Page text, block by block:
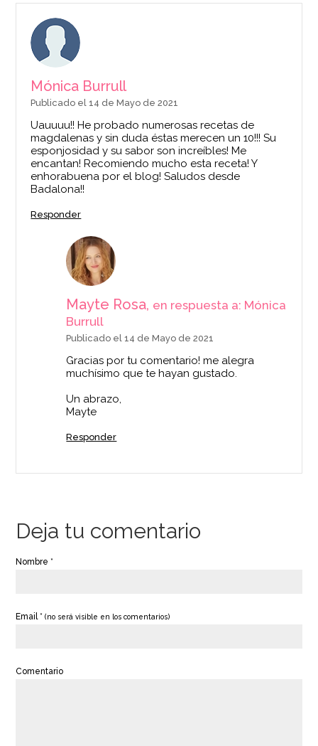
Mónica Burrull
Publicado el 14 de Mayo de 2021
Uauuuu!! He probado numerosas recetas de
magdalenas y sin duda éstas merecen un 10!!! Su
esponjosidad y su sabor son increíbles! Me
encantan! Recomiendo mucho esta receta! Y
enhorabuena por el blog! Saludos desde
Badalona!!
Responder
Mayte Rosa, en respuesta a: Mónica
Burrull
Publicado el 14 de Mayo de 2021
Gracias por tu comentario! me alegra
muchísimo que te hayan gustado.
Un abrazo,
Mayte
Responder
Deja tu comentario
Nombre *
Email *(no será visible en los comentarios)
Comentario